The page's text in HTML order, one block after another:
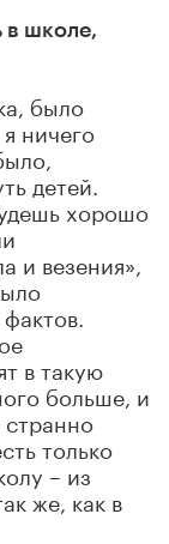
в школе,
было
ничего
детей.
хорошо
и везения»,
в такую
больше, и
только
– из
же, как в